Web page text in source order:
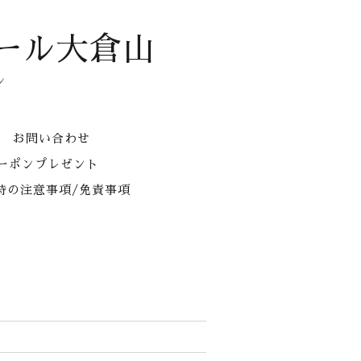
ル大倉山
お問い合わせ
ポンプレゼント
の注意事項/免責事項